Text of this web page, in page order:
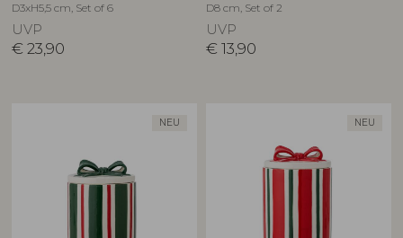
D3xH5,5 cm, Set of 6
UVP
€ 23,90
D8 cm, Set of 2
UVP
€ 13,90
NEU NEU